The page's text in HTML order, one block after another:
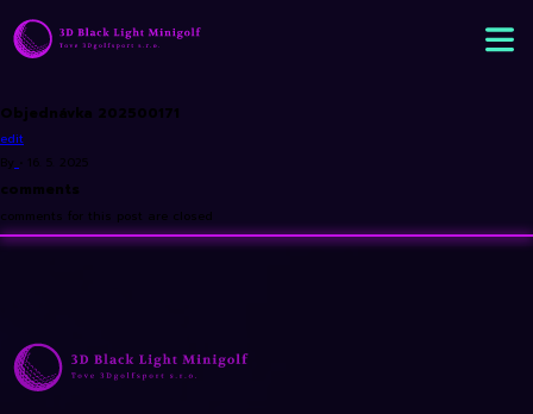
Objednávka 202500171
edit
By • 16. 5. 2025
comments
comments for this post are closed